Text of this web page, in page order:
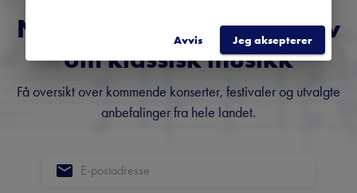
Norges fremste nyhetsbrev
om klassisk musikk
Få oversikt over kommende konserter, festivaler og utvalgte
anbefalinger fra hele landet.
Avvis Jeg aksepterer